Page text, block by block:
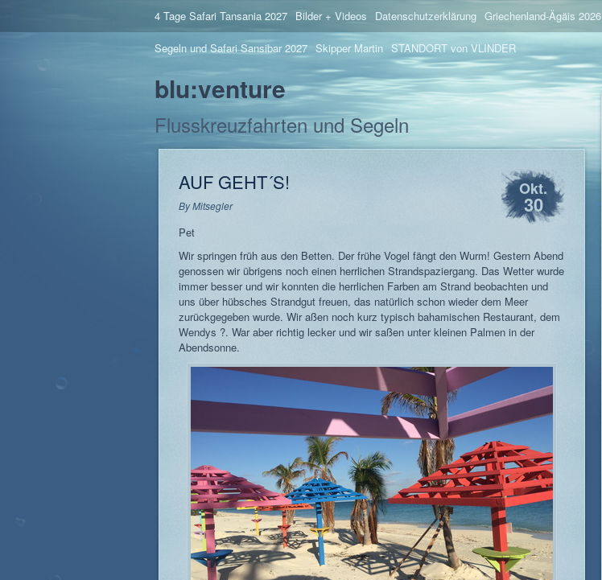
4 Tage Safari Tansania 2027 Bilder + Videos Datenschutzerklärung Griechenland-Ägäis 2026
Segeln und Safari Sansibar 2027 Skipper Martin STANDORT von VLINDER
blu:venture
Flusskreuzfahrten und Segeln
AUF GEHT´S!
ByMitsegler
Okt.
30
Pet
Wir springen früh aus den Betten. Der frühe Vogel fängt den Wurm! Gestern Abend
genossen wir übrigens noch einen herrlichen Strandspaziergang. Das Wetter wurde
immer besser und wir konnten die herrlichen Farben am Strand beobachten und
uns über hübsches Strandgut freuen, das natürlich schon wieder dem Meer
zurückgegeben wurde. Wir aßen noch kurz typisch bahamischen Restaurant, dem
Wendys ?. War aber richtig lecker und wir saßen unter kleinen Palmen in der
Abendsonne.